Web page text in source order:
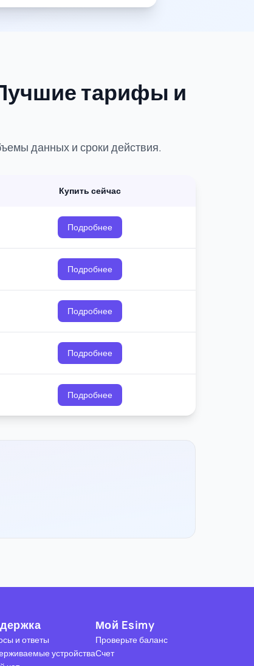
тарифы и
данных и сроки действия.
Купить сейчас
Подробнее
Подробнее
Подробнее
Подробнее
Подробнее
и ответы
устройства
Мой Esimy
Проверьте баланс
Счет